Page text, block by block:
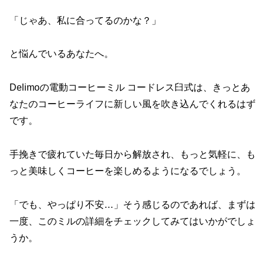
「じゃあ、私に合ってるのかな？」
と悩んでいるあなたへ。
Delimoの電動コーヒーミル コードレス臼式は、きっとあ
なたのコーヒーライフに新しい風を吹き込んでくれるはず
です。
手挽きで疲れていた毎日から解放され、もっと気軽に、も
っと美味しくコーヒーを楽しめるようになるでしょう。
「でも、やっぱり不安…」そう感じるのであれば、まずは
一度、このミルの詳細をチェックしてみてはいかがでしょ
うか。